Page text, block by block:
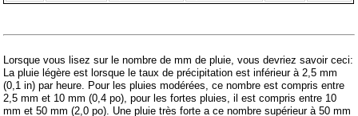
Lorsque vous lisez sur le nombre de mm de pluie, vous devriez savoir ceci:
La pluie légère est lorsque le taux de précipitation est inférieur à 2,5 mm
(0,1 in) par heure. Pour les pluies modérées, ce nombre est compris entre
2,5 mm et 10 mm (0,4 po), pour les fortes pluies, il est compris entre 10
mm et 50 mm (2,0 po). Une pluie très forte a ce nombre supérieur à 50 mm